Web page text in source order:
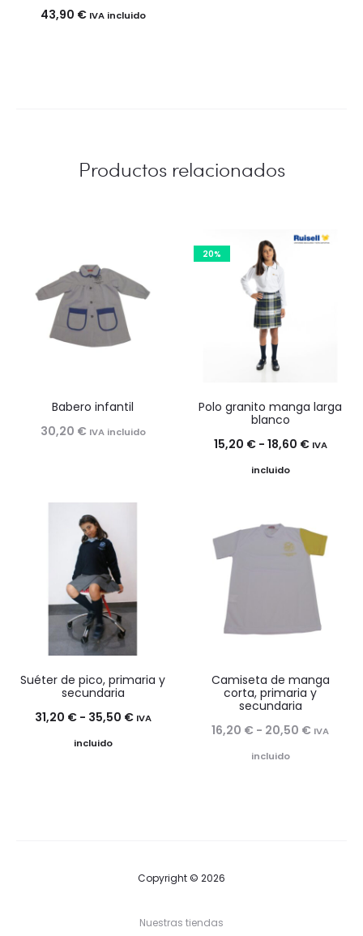
43,90 € IVA incluido
Productos relacionados
Babero infantil
30,20 € IVA incluido
20%
Polo granito manga larga
blanco
15,20 € - 18,60 €Rango
15,20 €
hasta
18,60 €
IVA
incluido
Suéter de pico, primaria y
secundaria
31,20 € - 35,50 €Rango
IVA
incluido
Camiseta de manga
corta, primaria y
secundaria
16,20 € - 20,50 € Rango
IVA
incluido
Copyright © 2026
Nuestras tiendas